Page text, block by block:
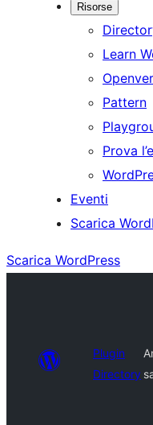
Risorse
Learn
Pattern
Prova
Eventi
Scarica
Scarica WordPress
Plugin
Directory